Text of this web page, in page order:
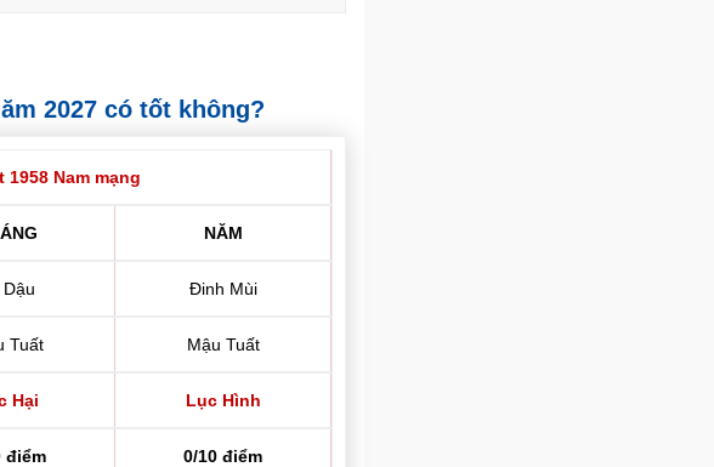
2027 có tốt không?
Nam mạng
NĂM
Dậu Đinh Mùi
Tuất Mậu Tuất
Hại Lục Hình
điểm 0/10 điểm